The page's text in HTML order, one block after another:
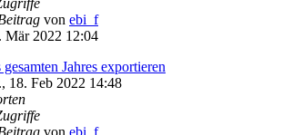
von ebi_f
Mär 2022 12:04
Jahres exportieren
18. Feb 2022 14:48
von ebi_f